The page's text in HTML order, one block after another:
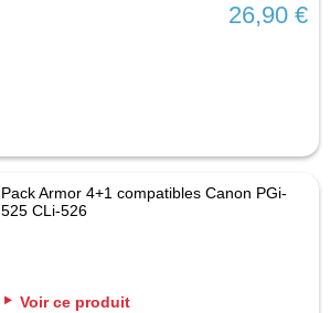
26,90 €
Pack Armor 4+1 compatibles Canon PGi-
525 CLi-526
Voir ce produit